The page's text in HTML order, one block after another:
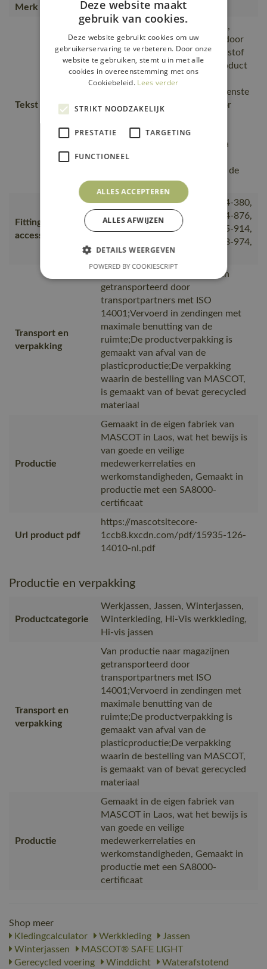
Merk MASCOT®
Tekst usp
Winddicht en waterafstotend.,
Extra bescherming tegen kou door
de verlengde rug., De donkere stof
bevindt zich daar waar het product
het meest aan vuil wordt
blootgesteld., zacht in het bovenste
gedeelte en glad onderaan voor
onderkleding., Voering van
verschillende materialen, Extra
veilig doordat de loodrechte
reflectiestrepen doorlopen tot de
horizontale.
Fitting
accessories
00781-380, 50077-843, 50604-380,
18250-803, 18350-803, 50404-876,
50454-913, 20650-610, 50455-914,
50562-940, 18150-807, 50603-974,
00780-380
Transport en
verpakking
Van productie naar magazijnen
getransporteerd door
transportpartners met ISO
14001;Vervoerd in zendingen met
maximale benutting van de
ruimte;De productverpakking is
gemaakt van afval van de
plasticproductie;De verpakking
waarin de bestelling van MASCOT,
is gemaakt van of bevat gerecycled
materiaal
Productie
Gemaakt in de eigen fabriek van
MASCOT in Laos, wat het bewijs is
van goede en veilige
medewerkerrelaties en
werkomstandigheden, Gemaakt in
productie met een SA8000-
certificaat
Url product pdf
https://mascotsitecore-
1ccb8.kxcdn.com/pdf/15935-126-
14010-nl.pdf
Productie en verpakking
Productcategorie
Werkjassen, Jassen, Winterjassen,
Winterkleding, Hi-Vis werkkleding,
Hi-vis jassen
Transport en
verpakking
Van productie naar magazijnen
getransporteerd door
transportpartners met ISO
14001;Vervoerd in zendingen met
maximale benutting van de
ruimte;De productverpakking is
gemaakt van afval van de
plasticproductie;De verpakking
waarin de bestelling van MASCOT,
is gemaakt van of bevat gerecycled
materiaal
Productie
Gemaakt in de eigen fabriek van
MASCOT in Laos, wat het bewijs is
van goede en veilige
medewerkerrelaties en
werkomstandigheden, Gemaakt in
productie met een SA8000-
certificaat
Shop meer
Kledingcalculator
Werkkleding
Jassen
Winterjassen
MASCOT® SAFE LIGHT
Gerecycled voering
Winddicht
Waterafstotend
Deze website maakt
gebruik van cookies.
Deze website gebruikt cookies om uw
gebruikerservaring te verbeteren. Door onze
website te gebruiken, stemt u in met alle
cookies in overeenstemming met ons
Cookiebeleid. Lees verder
STRIKT NOODZAKELIJK
PRESTATIE TARGETING
FUNCTIONEEL
ALLES ACCEPTEREN
ALLES AFWIJZEN
DETAILS WEERGEVEN
POWERED BY COOKIESCRIPT